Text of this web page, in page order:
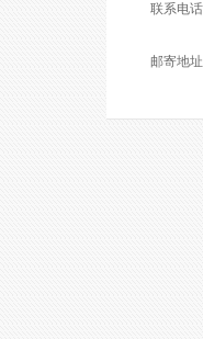
联系电话
邮寄地址